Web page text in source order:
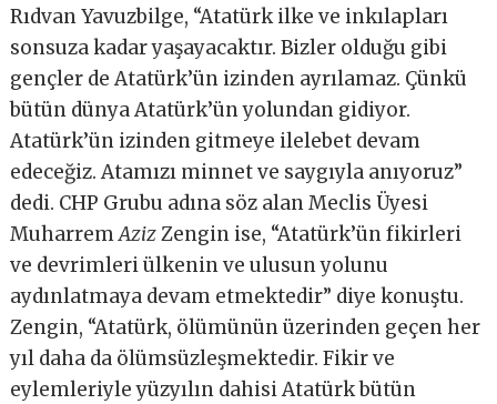
Rıdvan Yavuzbilge, “Atatürk ilke ve inkılapları
sonsuza kadar yaşayacaktır. Bizler olduğu gibi
gençler de Atatürk’ün izinden ayrılamaz. Çünkü
bütün dünya Atatürk’ün yolundan gidiyor.
Atatürk’ün izinden gitmeye ilelebet devam
edeceğiz. Atamızı minnet ve saygıyla anıyoruz”
dedi. CHP Grubu adına söz alan Meclis Üyesi
MuharremAzizZengin ise, “Atatürk’ün fikirleri
ve devrimleri ülkenin ve ulusun yolunu
aydınlatmaya devam etmektedir” diye konuştu.
Zengin, “Atatürk, ölümünün üzerinden geçen her
yıl daha da ölümsüzleşmektedir. Fikir ve
eylemleriyle yüzyılın dahisi Atatürk bütün